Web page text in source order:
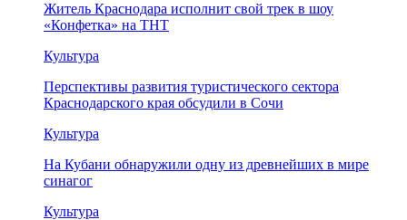
Житель Краснодара исполнит свой трек в шоу
«Конфетка» на ТНТ
Культура
Перспективы развития туристического сектора
Краснодарского края обсудили в Сочи
Культура
На Кубани обнаружили одну из древнейших в мире
синагог
Культура